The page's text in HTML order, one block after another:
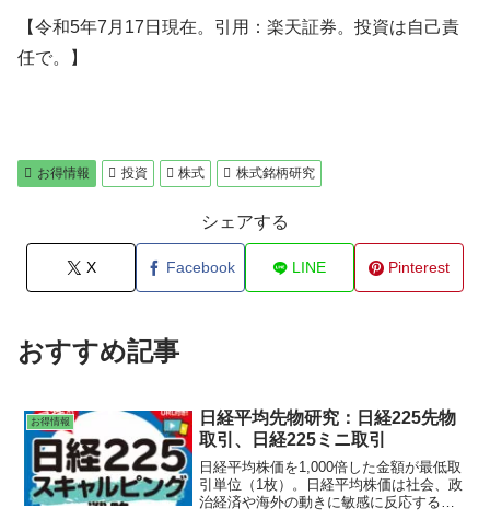
【令和5年7月17日現在。引用：楽天証券。投資は自己責
任で。】
お得情報 投資 株式 株式銘柄研究
シェアする
X Facebook LINE Pinterest
おすすめ記事
お得情報
日経平均先物研究：日経225先物
取引、日経225ミニ取引
日経平均株価を1,000倍した金額が最低取
引単位（1枚）。日経平均株価は社会、政
治経済や海外の動きに敏感に反応するの